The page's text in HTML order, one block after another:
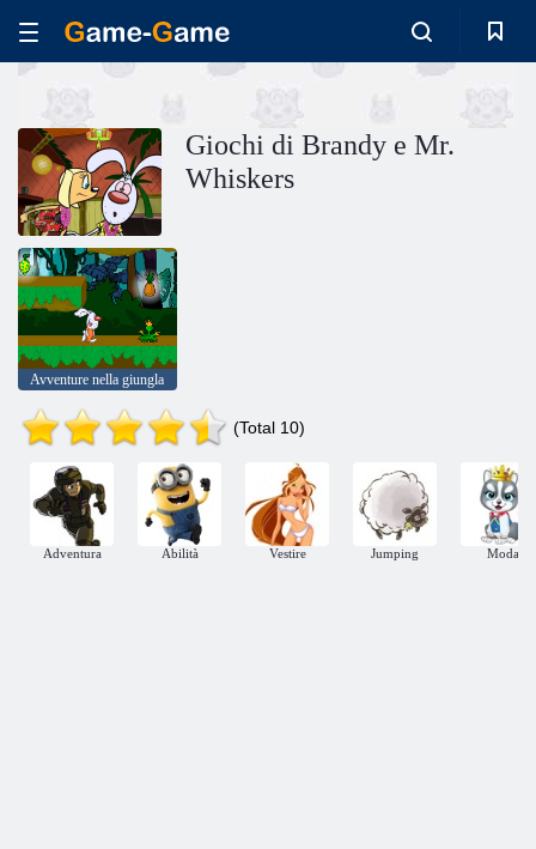
Giochi di Brandy e Mr.
Whiskers
Avventure nella giungla
(Total 10)
Adventura Abilità Vestire Jumping Moda